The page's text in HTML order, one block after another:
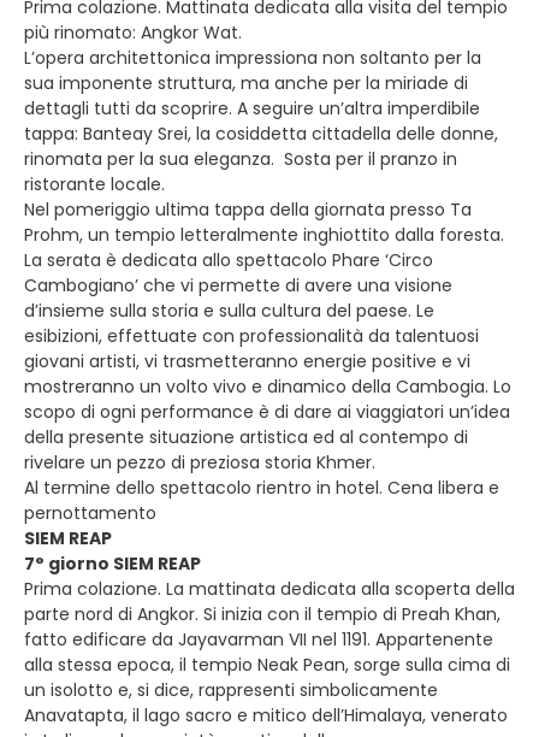
Prima colazione. Mattinata dedicata alla visita del tempio
più rinomato: Angkor Wat.
L’opera architettonica impressiona non soltanto per la
sua imponente struttura, ma anche per la miriade di
dettagli tutti da scoprire. A seguire un’altra imperdibile
tappa: Banteay Srei, la cosiddetta cittadella delle donne,
rinomata per la sua eleganza. Sosta per il pranzo in
ristorante locale.
Nel pomeriggio ultima tappa della giornata presso Ta
Prohm, un tempio letteralmente inghiottito dalla foresta.
La serata è dedicata allo spettacolo Phare ‘Circo
Cambogiano’ che vi permette di avere una visione
d’insieme sulla storia e sulla cultura del paese. Le
esibizioni, effettuate con professionalità da talentuosi
giovani artisti, vi trasmetteranno energie positive e vi
mostreranno un volto vivo e dinamico della Cambogia. Lo
scopo di ogni performance è di dare ai viaggiatori un’idea
della presente situazione artistica ed al contempo di
rivelare un pezzo di preziosa storia Khmer.
Al termine dello spettacolo rientro in hotel. Cena libera e
pernottamento
SIEM REAP
7° giorno SIEM REAP
Prima colazione. La mattinata dedicata alla scoperta della
parte nord di Angkor. Si inizia con il tempio di Preah Khan,
fatto edificare da Jayavarman VII nel 1191. Appartenente
alla stessa epoca, il tempio Neak Pean, sorge sulla cima di
un isolotto e, si dice, rappresenti simbolicamente
Anavatapta, il lago sacro e mitico dell’Himalaya, venerato